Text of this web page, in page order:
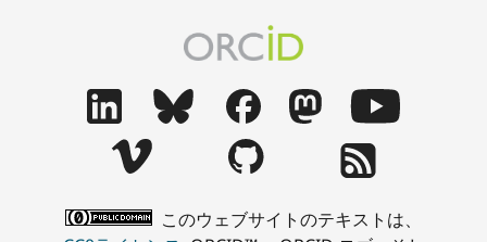
このウェブサイトのテキストは、